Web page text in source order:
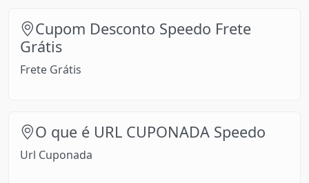
Cupom Desconto Speedo Frete
Grátis
Frete Grátis
O que é URL CUPONADA Speedo
Url Cuponada